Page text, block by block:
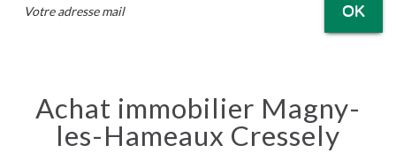
OK
Achat immobilier Magny-
les-Hameaux Cressely